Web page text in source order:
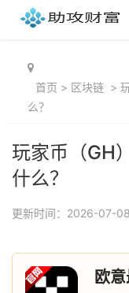
首页 > 区块链 >
么？
玩家币（GH
什么？
更新时间：2026-07-
欧